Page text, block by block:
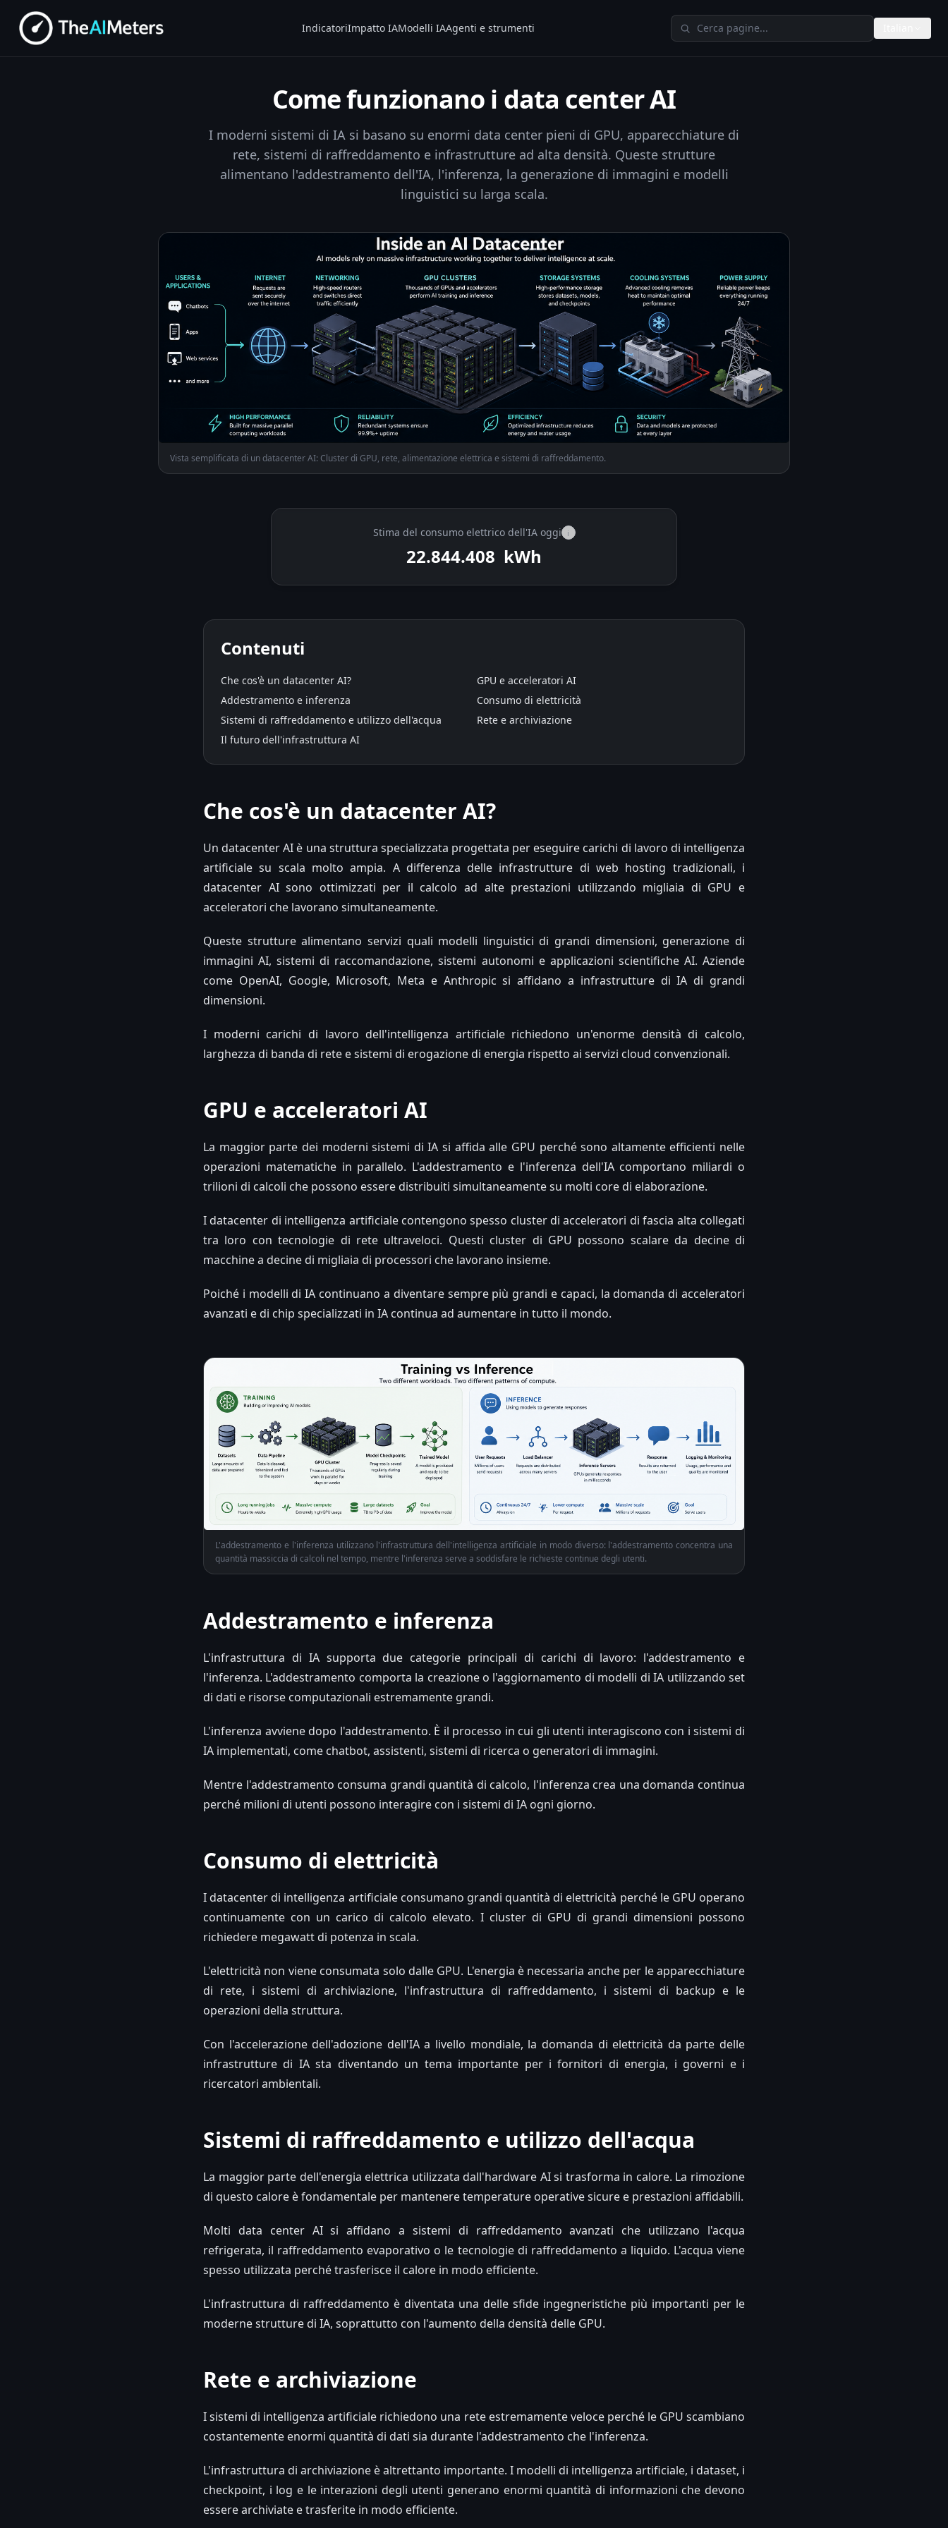
IndicatoriImpatto IAModelli IAAgenti e strumenti Cerca su TheAIMeters
Come funzionano i data center AI
I moderni sistemi di IA si basano su enormi data center pieni di GPU, apparecchiature di
rete, sistemi di raffreddamento e infrastrutture ad alta densità. Queste strutture
alimentano l'addestramento dell'IA, l'inferenza, la generazione di immagini e modelli
linguistici su larga scala.
Vista semplificata di un datacenter AI: Cluster di GPU, rete, alimentazione elettrica e sistemi di raffreddamento.
Stima del consumo elettrico dell'IA oggi i
22.846.434 kWh
Contenuti
Che cos'è un datacenter AI?
GPU e acceleratori AI
Addestramento e inferenza
Consumo di elettricità
Sistemi di raffreddamento e utilizzo dell'acqua
Rete e archiviazione
Il futuro dell'infrastruttura AI
Che cos'è un datacenter AI?
Un datacenter AI è una struttura specializzata progettata per eseguire carichi di lavoro di intelligenza
artificiale su scala molto ampia. A differenza delle infrastrutture di web hosting tradizionali, i
datacenter AI sono ottimizzati per il calcolo ad alte prestazioni utilizzando migliaia di GPU e
acceleratori che lavorano simultaneamente.
Queste strutture alimentano servizi quali modelli linguistici di grandi dimensioni, generazione di
immagini AI, sistemi di raccomandazione, sistemi autonomi e applicazioni scientifiche AI. Aziende
come OpenAI, Google, Microsoft, Meta e Anthropic si affidano a infrastrutture di IA di grandi
dimensioni.
I moderni carichi di lavoro dell'intelligenza artificiale richiedono un'enorme densità di calcolo,
larghezza di banda di rete e sistemi di erogazione di energia rispetto ai servizi cloud convenzionali.
GPU e acceleratori AI
La maggior parte dei moderni sistemi di IA si affida alle GPU perché sono altamente efficienti nelle
operazioni matematiche in parallelo. L'addestramento e l'inferenza dell'IA comportano miliardi o
trilioni di calcoli che possono essere distribuiti simultaneamente su molti core di elaborazione.
I datacenter di intelligenza artificiale contengono spesso cluster di acceleratori di fascia alta collegati
tra loro con tecnologie di rete ultraveloci. Questi cluster di GPU possono scalare da decine di
macchine a decine di migliaia di processori che lavorano insieme.
Poiché i modelli di IA continuano a diventare sempre più grandi e capaci, la domanda di acceleratori
avanzati e di chip specializzati in IA continua ad aumentare in tutto il mondo.
L'addestramento e l'inferenza utilizzano l'infrastruttura dell'intelligenza artificiale in modo diverso: l'addestramento concentra una
quantità massiccia di calcoli nel tempo, mentre l'inferenza serve a soddisfare le richieste continue degli utenti.
Addestramento e inferenza
L'infrastruttura di IA supporta due categorie principali di carichi di lavoro: l'addestramento e
l'inferenza. L'addestramento comporta la creazione o l'aggiornamento di modelli di IA utilizzando set
di dati e risorse computazionali estremamente grandi.
L'inferenza avviene dopo l'addestramento. È il processo in cui gli utenti interagiscono con i sistemi di
IA implementati, come chatbot, assistenti, sistemi di ricerca o generatori di immagini.
Mentre l'addestramento consuma grandi quantità di calcolo, l'inferenza crea una domanda continua
perché milioni di utenti possono interagire con i sistemi di IA ogni giorno.
Consumo di elettricità
I datacenter di intelligenza artificiale consumano grandi quantità di elettricità perché le GPU operano
continuamente con un carico di calcolo elevato. I cluster di GPU di grandi dimensioni possono
richiedere megawatt di potenza in scala.
L'elettricità non viene consumata solo dalle GPU. L'energia è necessaria anche per le apparecchiature
di rete, i sistemi di archiviazione, l'infrastruttura di raffreddamento, i sistemi di backup e le
operazioni della struttura.
Con l'accelerazione dell'adozione dell'IA a livello mondiale, la domanda di elettricità da parte delle
infrastrutture di IA sta diventando un tema importante per i fornitori di energia, i governi e i
ricercatori ambientali.
Sistemi di raffreddamento e utilizzo dell'acqua
La maggior parte dell'energia elettrica utilizzata dall'hardware AI si trasforma in calore. La rimozione
di questo calore è fondamentale per mantenere temperature operative sicure e prestazioni affidabili.
Molti data center AI si affidano a sistemi di raffreddamento avanzati che utilizzano l'acqua
refrigerata, il raffreddamento evaporativo o le tecnologie di raffreddamento a liquido. L'acqua viene
spesso utilizzata perché trasferisce il calore in modo efficiente.
L'infrastruttura di raffreddamento è diventata una delle sfide ingegneristiche più importanti per le
moderne strutture di IA, soprattutto con l'aumento della densità delle GPU.
Rete e archiviazione
I sistemi di intelligenza artificiale richiedono una rete estremamente veloce perché le GPU scambiano
costantemente enormi quantità di dati sia durante l'addestramento che l'inferenza.
L'infrastruttura di archiviazione è altrettanto importante. I modelli di intelligenza artificiale, i dataset, i
checkpoint, i log e le interazioni degli utenti generano enormi quantità di informazioni che devono
essere archiviate e trasferite in modo efficiente.